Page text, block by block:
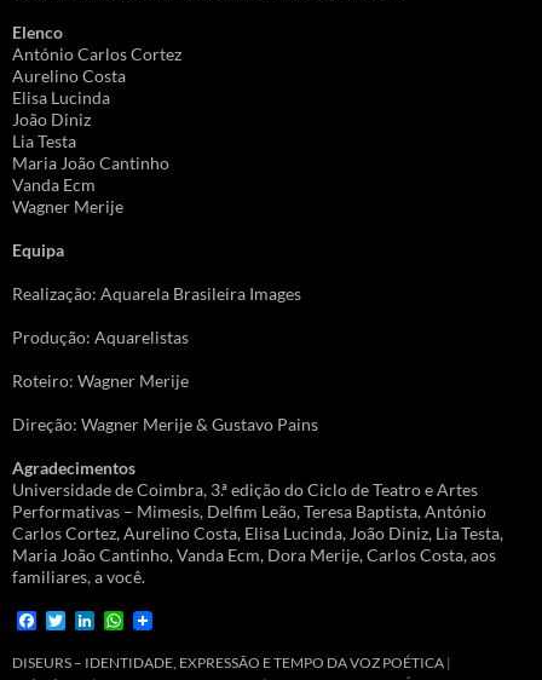
Elenco
António Carlos Cortez
Aurelino Costa
Elisa Lucinda
João Diniz
Lia Testa
Maria João Cantinho
Vanda Ecm
Wagner Merije
Equipa
Realização: Aquarela Brasileira Images
Produção: Aquarelistas
Roteiro: Wagner Merije
Direção: Wagner Merije & Gustavo Pains
Agradecimentos
Universidade de Coimbra, 3.ª edição do Ciclo de Teatro e Artes
Performativas – Mimesis, Delfim Leão, Teresa Baptista, António
Carlos Cortez, Aurelino Costa, Elisa Lucinda, João Diniz, Lia Testa,
Maria João Cantinho, Vanda Ecm, Dora Merije, Carlos Costa, aos
familiares, a você.
F
c
i
n
W
a
DISEURS – IDENTIDADE, EXPRESSÃO E TEMPO DA VOZ POÉTICA